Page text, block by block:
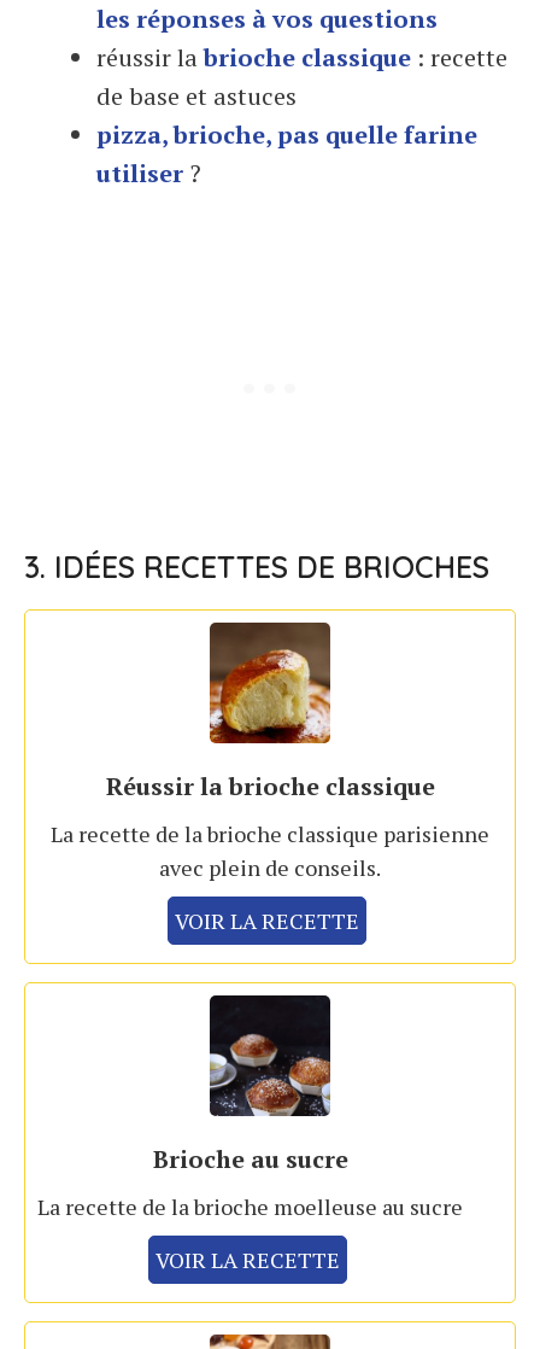
les réponses à vos questions
réussir labrioche classique : recette
de base et astuces
pizza, brioche, pas quelle farine
utiliser ?
3. IDÉES RECETTES DE BRIOCHES
Réussir la brioche classique
La recette de la brioche classique parisienne
avec plein de conseils.
VOIR LA RECETTE
Brioche au sucre
La recette de la brioche moelleuse au sucre
VOIR LA RECETTE